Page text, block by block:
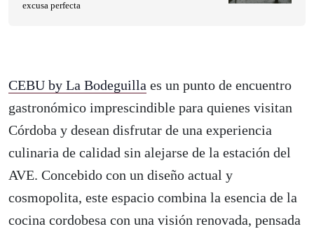
CEBU by La Bodeguilla es un punto de encuentro
gastronómico imprescindible para quienes visitan
Córdoba y desean disfrutar de una experiencia
culinaria de calidad sin alejarse de la estación del
AVE. Concebido con un diseño actual y
cosmopolita, este espacio combina la esencia de la
cocina cordobesa con una visión renovada, pensada
excusa perfecta